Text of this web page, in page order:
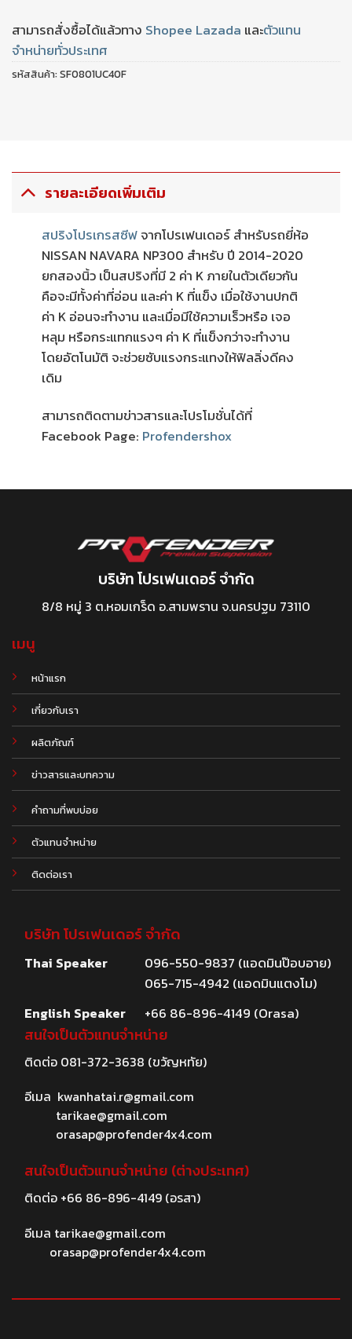
สามารถสั่งซื้อได้แล้วทาง Shopee Lazada และตัวแทน
จำหน่ายทั่วประเทศ
รหัสสินค้า:SF0801UC40F
รายละเอียดเพิ่มเติม
สปริงโปรเกรสซีฟจากโปรเฟนเดอร์ สำหรับรถยี่ห้อ
NISSAN NAVARA NP300 สำหรับ ปี 2014-2020
ยกสองนิ้ว เป็นสปริงที่มี 2 ค่า K ภายในตัวเดียวกัน
คือจะมีทั้งค่าที่อ่อน และค่า K ที่แข็ง เมื่อใช้งานปกติ
ค่า K อ่อนจะทำงาน และเมื่อมีใช้ความเร็วหรือ เจอ
หลุม หรือกระแทกแรงๆ ค่า K ที่แข็งกว่าจะทำงาน
โดยอัตโนมัติ จะช่วยซับแรงกระแทงให้ฟิลลิ่งดีคง
เดิม
สามารถติดตามข่าวสารและโปรโมชั่นได้ที่
Facebook Page: Profendershox
บริษัท โปรเฟนเดอร์ จำกัด
8/8 หมู่ 3 ต.หอมเกร็ด อ.สามพราน จ.นครปฐม 73110
เมนู
หน้าแรก
เกี่ยวกับเรา
ผลิตภัณฑ์
ข่าวสารและบทความ
.
คำถามที่พบบ่อย
ตัวแทนจำหน่าย
ติดต่อเรา
บริษัท โปรเฟนเดอร์ จำกัด
Thai Speaker
096-550-9837 (แอดมินป๊อบอาย)
065-715-4942 (แอดมินแตงโม)
English Speaker
+66 86-896-4149 (Orasa)
สนใจเป็นตัวแทนจำหน่าย
ติดต่อ 081-372-3638 (ขวัญหทัย)
อีเมล kwanhatai.r@gmail.com
tarikae@gmail.com
orasap@profender4x4.com
สนใจเป็นตัวแทนจำหน่าย (ต่างประเทศ)
ติดต่อ +66 86-896-4149(อรสา)
อีเมล tarikae@gmail.com
orasap@profender4x4.com